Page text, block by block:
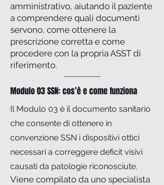
amministrativo, aiutando il paziente
a comprendere quali documenti
servono, come ottenere la
prescrizione corretta e come
procedere con la propria ASST di
riferimento.
Modulo 03 SSN: cos’è e come funziona
Il Modulo 03 è il documento sanitario
che consente di ottenere in
convenzione SSN i dispositivi ottici
necessari a correggere deficit visivi
causati da patologie riconosciute.
Viene compilato da uno specialista